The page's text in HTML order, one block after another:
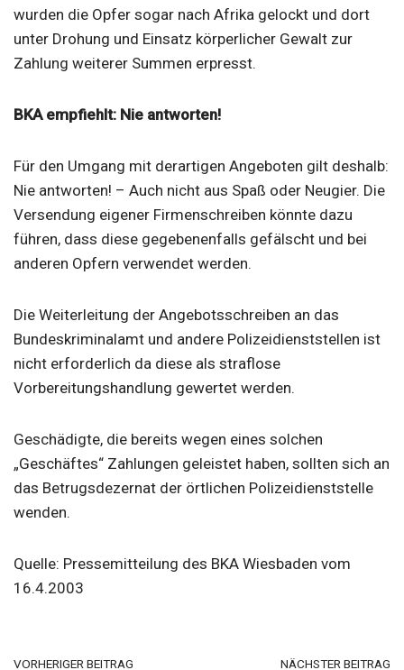
wurden die Opfer sogar nach Afrika gelockt und dort
unter Drohung und Einsatz körperlicher Gewalt zur
Zahlung weiterer Summen erpresst.
BKA empfiehlt: Nie antworten!
Für den Umgang mit derartigen Angeboten gilt deshalb:
Nie antworten! – Auch nicht aus Spaß oder Neugier. Die
Versendung eigener Firmenschreiben könnte dazu
führen, dass diese gegebenenfalls gefälscht und bei
anderen Opfern verwendet werden.
Die Weiterleitung der Angebotsschreiben an das
Bundeskriminalamt und andere Polizeidienststellen ist
nicht erforderlich da diese als straflose
Vorbereitungshandlung gewertet werden.
Geschädigte, die bereits wegen eines solchen
„Geschäftes“ Zahlungen geleistet haben, sollten sich an
das Betrugsdezernat der örtlichen Polizeidienststelle
wenden.
Quelle: Pressemitteilung des BKA Wiesbaden vom
16.4.2003
VORHERIGER BEITRAG NÄCHSTER BEITRAG